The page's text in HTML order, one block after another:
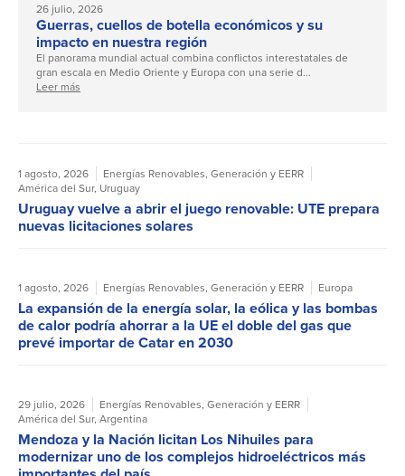
1 agosto, 2026 Energías Renovables, Generación y EERR
América del Sur, Uruguay
Uruguay vuelve a abrir el juego renovable: UTE prepara
nuevas licitaciones solares
1 agosto, 2026 Energías Renovables, Generación y EERR Europa
La expansión de la energía solar, la eólica y las bombas
de calor podría ahorrar a la UE el doble del gas que
prevé importar de Catar en 2030
29 julio, 2026 Energías Renovables, Generación y EERR
América del Sur, Argentina
Mendoza y la Nación licitan Los Nihuiles para
modernizar uno de los complejos hidroeléctricos más
26 julio, 2026
Guerras, cuellos de botella económicos y su
impacto en nuestra región
El panorama mundial actual combina conflictos interestatales de
gran escala en Medio Oriente y Europa con una serie d...
Leer más